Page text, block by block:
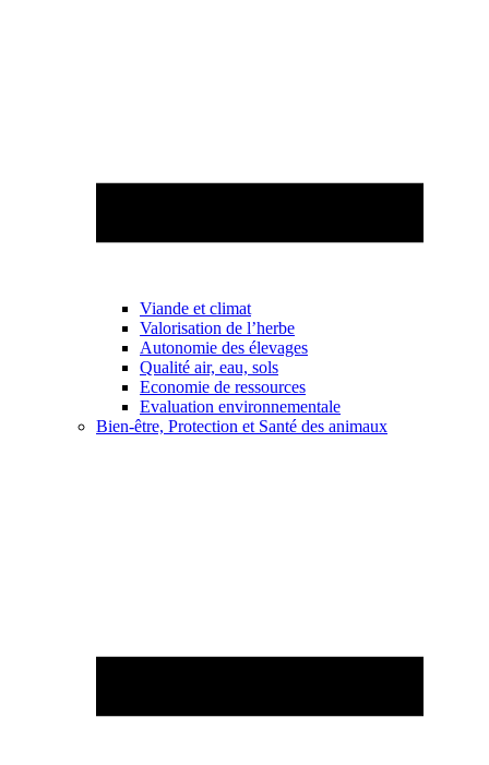
Viande et climat
Valorisation de l’herbe
Autonomie des élevages
Qualité air, eau, sols
Economie de ressources
Evaluation environnementale
Bien-être, Protection et Santé des animaux